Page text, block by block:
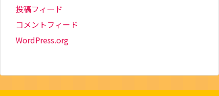
投稿フィード
コメントフィード
WordPress.org